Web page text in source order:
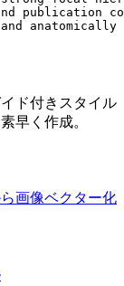
publication
anatomically
ド付きスタイル
早く作成。
画像ベクター化